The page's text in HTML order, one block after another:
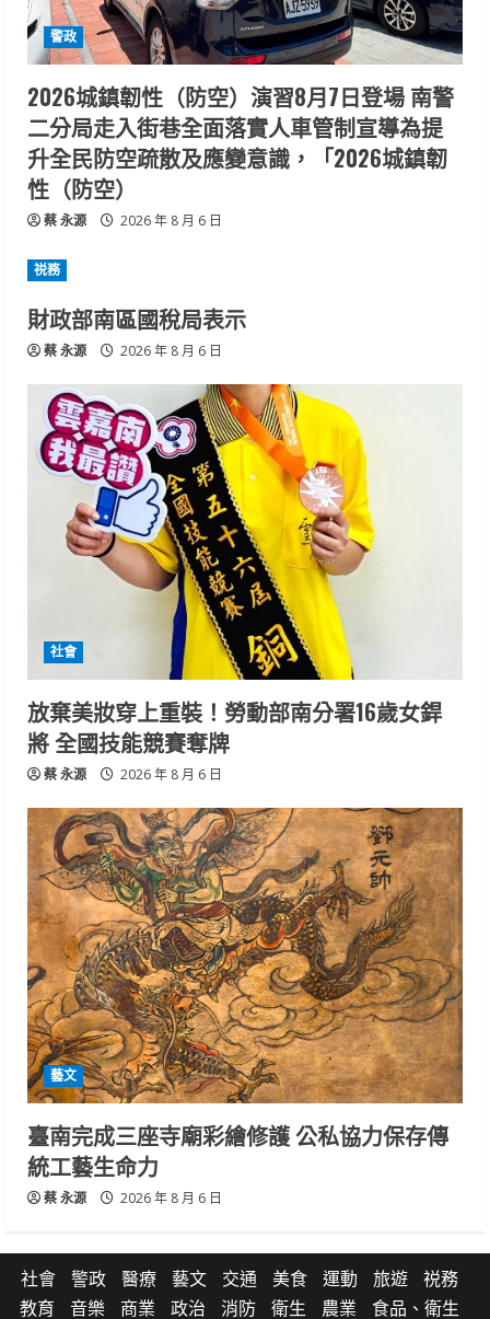
警政
2026城鎮韌性（防空）演習8月7日登場 南警
二分局走入街巷全面落實人車管制宣導為提
升全民防空疏散及應變意識，「2026城鎮韌
性（防空）
蔡 永源 2026 年 8 月 6 日
祱務
財政部南區國稅局表示
蔡 永源 2026 年 8 月 6 日
社會
放棄美妝穿上重裝！勞動部南分署16歲女銲
將 全國技能競賽奪牌
蔡 永源 2026 年 8 月 6 日
藝文
臺南完成三座寺廟彩繪修護 公私協力保存傳
統工藝生命力
蔡 永源 2026 年 8 月 6 日
社會 警政 醫療 藝文 交通 美食 運動 旅遊
祱務
教育
音樂 商業 政治 消防 衛生 農業 食品、衛生